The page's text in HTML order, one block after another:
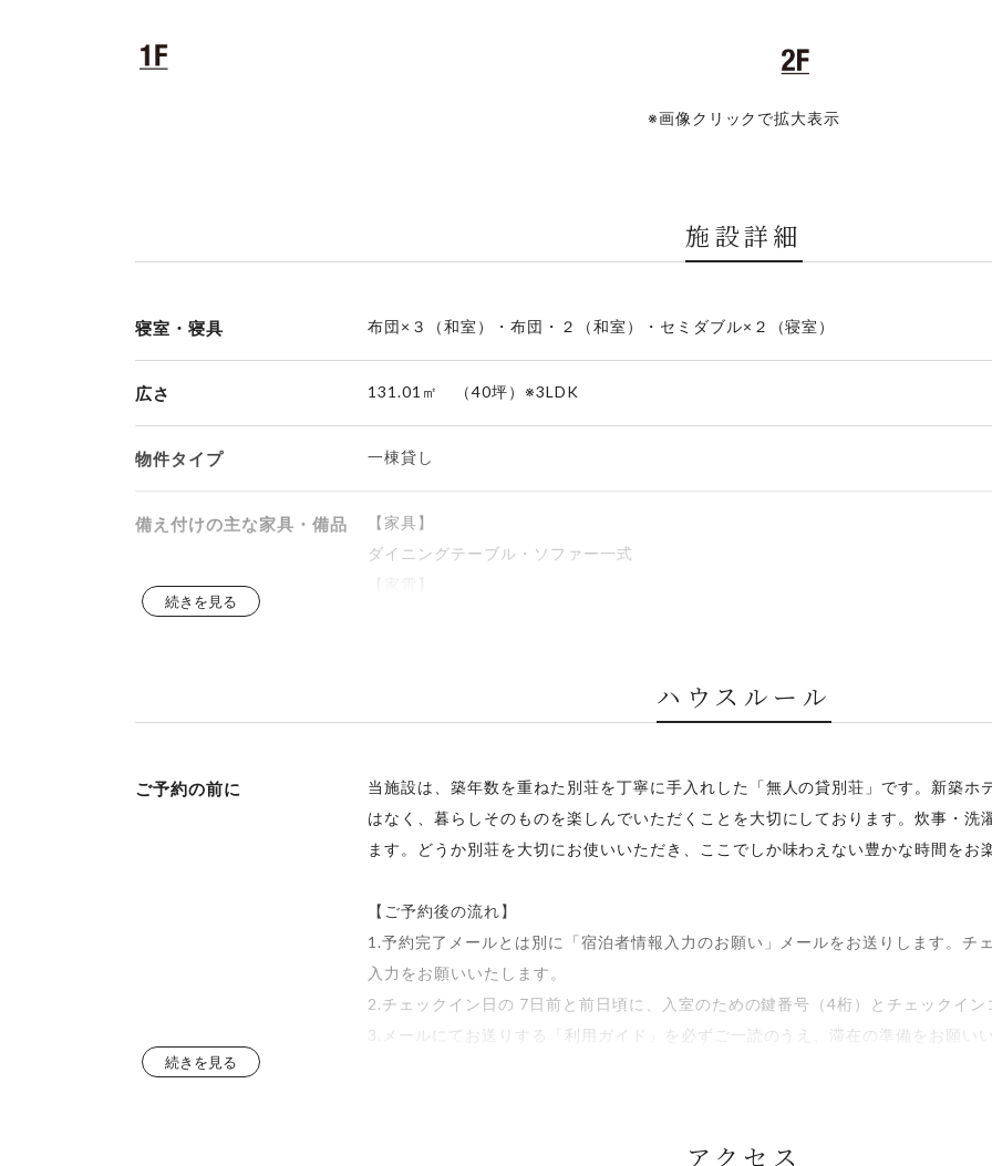
※画像クリックで拡大表示
施設詳細
寝室・寝具 布団×３（和室）・布団・２（和室）・セミダブル×２（寝室）
広さ 131.01㎡ （40坪）※3LDK
物件タイプ 一棟貸し
備え付けの主な家具・備品
【家具】
ダイニングテーブル・ソファー一式
スプーン・フォーク・箸・コップ・ワイングラス・湯飲み・大皿・小皿・茶碗・テ
ワインオープナー・鍋・菜箸・三口コンロ
※調味料・サラダ油などはご持参ください
【リネンについて】
利用開始日の７日前よりセット数の増減は できませんのでご了承願います。
【寝具のご用意について】
・寝具は宿泊人数分のみのご用意となります。
・まずベッドから優先的にご用意し、ベッド数を超える人数でのご宿泊の場合は
続きを見る
ハウスルール
ご予約の前に
当施設は、築年数を重ねた別荘を丁寧に手入れした「無人の貸別荘」です。新築
はなく、暮らしそのものを楽しんでいただくことを大切にしております。炊事・
ます。どうか別荘を大切にお使いいただき、ここでしか味わえない豊かな時間をお
【ご予約後の流れ】
1.予約完了メールとは別に「宿泊者情報入力のお願い」メールをお送りします。チ
入力をお願いいたします。
2.チェックイン日の 7日前と前日頃に、入室のための鍵番号（4桁）とチェックイ
3.メールにてお送りする「利用ガイド」を必ずご一読のうえ、滞在の準備をお願い
続きを見る
アクセス